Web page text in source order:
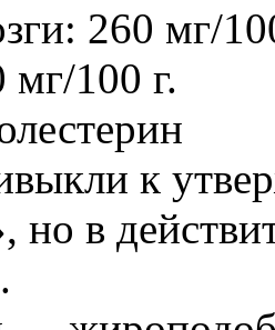
260 мг/
мг/100 г.
к
но в